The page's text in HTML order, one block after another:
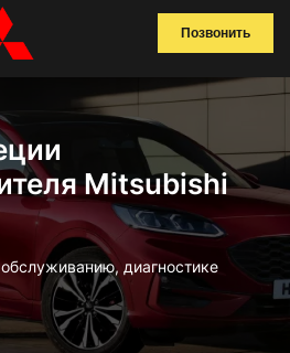
Позвонить
Mitsubishi
диагностике